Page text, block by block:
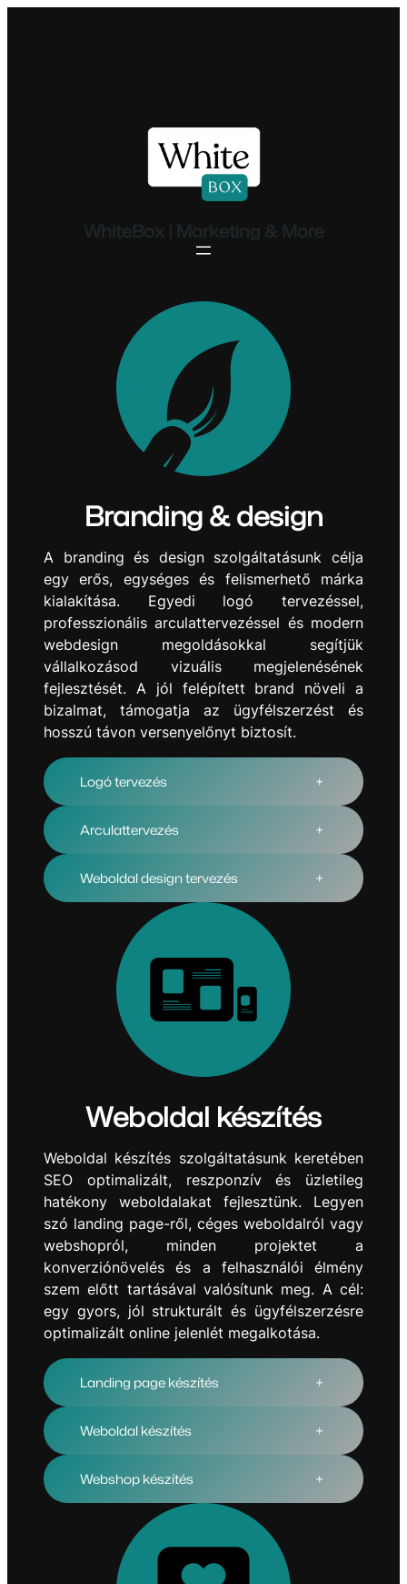
WhiteBox | Marketing & More
Branding & design
A branding és design szolgáltatásunk célja
egy erős, egységes és felismerhető márka
kialakítása. Egyedi logó tervezéssel,
professzionális arculattervezéssel és modern
webdesign megoldásokkal segítjük
vállalkozásod vizuális megjelenésének
fejlesztését. A jól felépített brand növeli a
bizalmat, támogatja az ügyfélszerzést és
hosszú távon versenyelőnyt biztosít.
Logó tervezés +
Arculattervezés +
Weboldal design tervezés +
Weboldal készítés
Weboldal készítés szolgáltatásunk keretében
SEO optimalizált, reszponzív és üzletileg
hatékony weboldalakat fejlesztünk. Legyen
szó landing page-ről, céges weboldalról vagy
webshopról, minden projektet a
konverziónövelés és a felhasználói élmény
szem előtt tartásával valósítunk meg. A cél:
egy gyors, jól strukturált és ügyfélszerzésre
optimalizált online jelenlét megalkotása.
Landing page készítés +
Weboldal készítés +
Webshop készítés +